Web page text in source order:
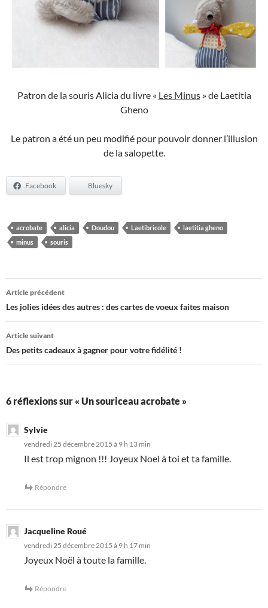
Patron de la souris Alicia du livre « Les Minus» de Laetitia
Gheno
Le patron a été un peu modifié pour pouvoir donner l’illusion
de la salopette.
Facebook Bluesky
acrobate alicia Doudou Laetibricole
laetitia gheno
minus
souris
Navigation
des
articles
Article précédent
Les jolies idées des autres : des cartes de voeux faites maison
Article suivant
Des petits cadeaux à gagner pour votre fidélité !
6 réflexions sur « Un souriceau acrobate »
Sylvie
vendredi 25 décembre 2015 à 9 h 13 min
Il est trop mignon !!! Joyeux Noel à toi et ta famille.
Répondre
Jacqueline Roué
vendredi 25 décembre 2015 à 9 h 17 min
Joyeux Noël à toute la famille.
Répondre